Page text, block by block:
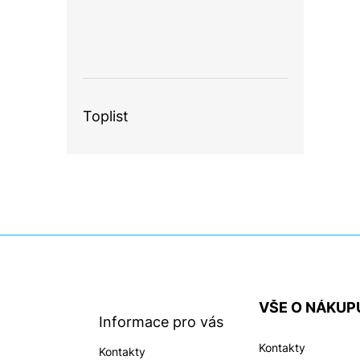
Toplist
Informace pro vás
Kontakty
VŠE O
Kontakty